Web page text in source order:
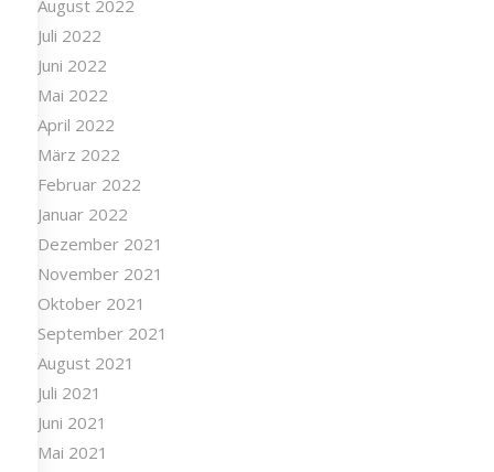
August 2022
Juli 2022
Juni 2022
Mai 2022
April 2022
März 2022
Februar 2022
Januar 2022
Dezember 2021
November 2021
Oktober 2021
September 2021
August 2021
Juli 2021
Juni 2021
Mai 2021